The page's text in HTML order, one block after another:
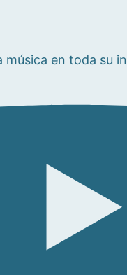
música en toda su